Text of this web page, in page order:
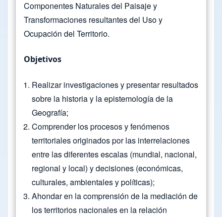
Componentes Naturales del Paisaje y
Transformaciones resultantes del Uso y
Ocupación del Territorio.
Objetivos
Realizar investigaciones y presentar resultados
sobre la historia y la epistemología de la
Geografía;
Comprender los procesos y fenómenos
territoriales originados por las interrelaciones
entre las diferentes escalas (mundial, nacional,
regional y local) y decisiones (económicas,
culturales, ambientales y políticas);
Ahondar en la comprensión de la mediación de
los territorios nacionales en la relación